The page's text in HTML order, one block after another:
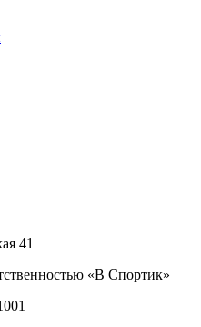
41
«В Спортик»